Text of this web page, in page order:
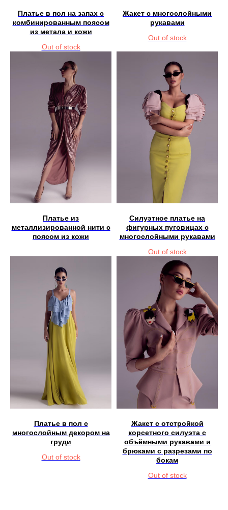
Платье в пол на запах с
комбинированным поясом
из метала и кожи
Out of stock
Жакет с многослойными
рукавами
Out of stock
Платье из
металлизированной нити с
поясом из кожи
Силуэтное платье на
фигурных пуговицах с
многослойными рукавами
Out of stock
Платье в пол с
многослойным декором на
груди
Out of stock
Жакет с отстройкой
корсетного силуэта с
объёмными рукавами и
брюками с разрезами по
бокам
Out of stock